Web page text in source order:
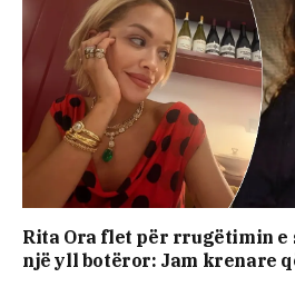
Rita Ora flet për rrugëtimin e
një yll botëror: Jam krenare